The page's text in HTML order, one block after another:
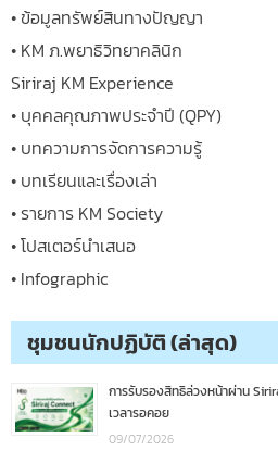
• ข้อมูลทรัพย์สินทางปัญญา
• KM ภ.พยาธิวิทยาคลินิก
Siriraj KM Experience
• บุคคลคุณภาพประจำปี (QPY)
• บทความการจัดการความรู้
• บทเรียนและเรื่องเล่า
• รายการ KM Society
• โปสเตอร์นำเสนอ
• Infographic
ชุมชนนักปฏิบัติ (ล่าสุด)
การรับรองสิทธิล่วงหน้าผ่าน
เวลารอคอย
09/07/2026